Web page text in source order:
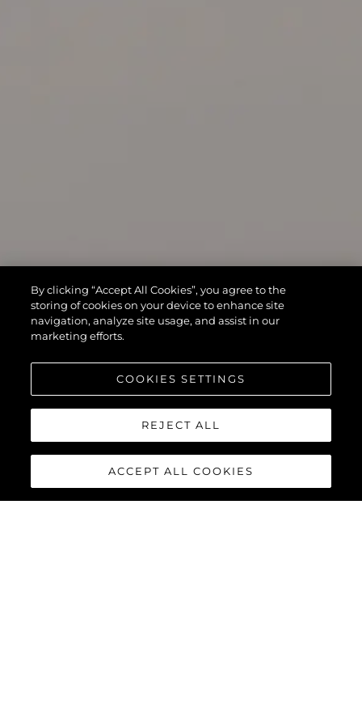
By clicking “Accept All Cookies”, you agree to the
storing of cookies on your device to enhance site
navigation, analyze site usage, and assist in our
marketing efforts.
COOKIES SETTINGS
REJECT ALL
ACCEPT ALL COOKIES